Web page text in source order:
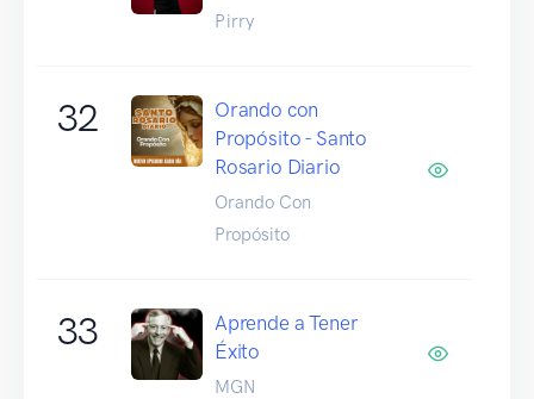
Pirry
32
Orando con
Propósito - Santo
Rosario Diario
Orando Con
Propósito
33
Aprende a Tener
Éxito
MGN